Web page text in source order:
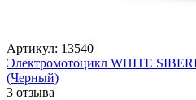
Артикул: 13540
Электромотоцикл WHITE
(Черный)
3 отзыва